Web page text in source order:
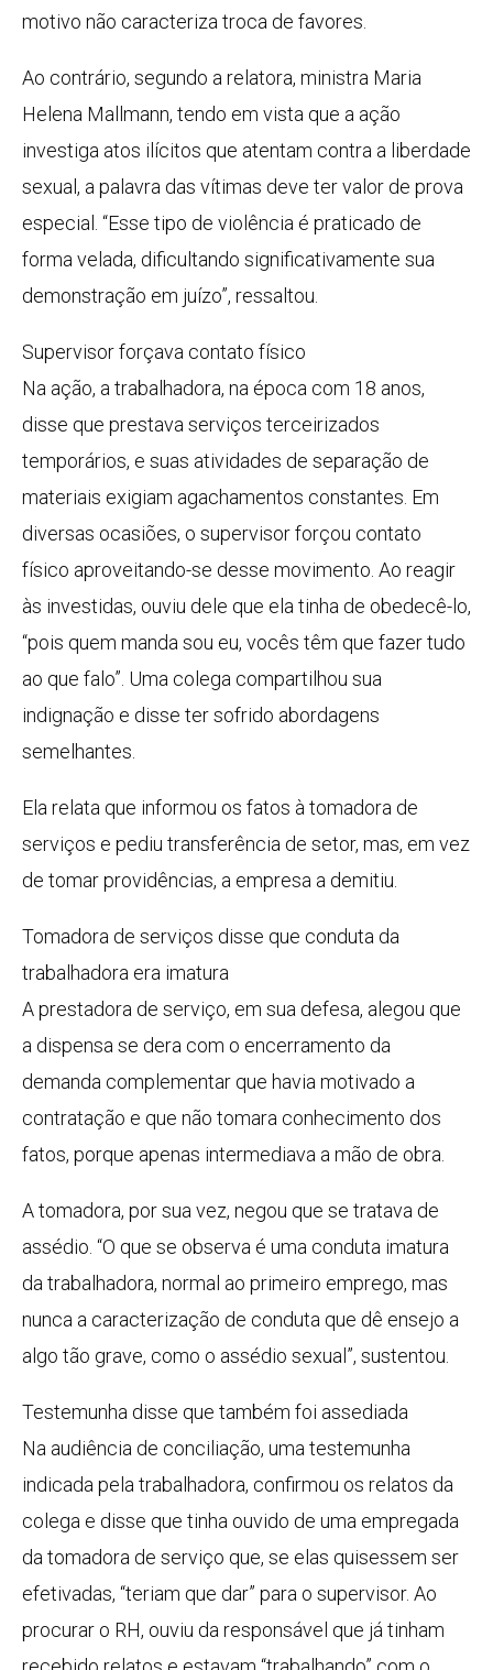
motivo não caracteriza troca de favores.
Ao contrário, segundo a relatora, ministra Maria
Helena Mallmann, tendo em vista que a ação
investiga atos ilícitos que atentam contra a liberdade
sexual, a palavra das vítimas deve ter valor de prova
especial. “Esse tipo de violência é praticado de
forma velada, dificultando significativamente sua
demonstração em juízo”, ressaltou.
Supervisor forçava contato físico
Na ação, a trabalhadora, na época com 18 anos,
disse que prestava serviços terceirizados
temporários, e suas atividades de separação de
materiais exigiam agachamentos constantes. Em
diversas ocasiões, o supervisor forçou contato
físico aproveitando-se desse movimento. Ao reagir
às investidas, ouviu dele que ela tinha de obedecê-lo,
“pois quem manda sou eu, vocês têm que fazer tudo
ao que falo”. Uma colega compartilhou sua
indignação e disse ter sofrido abordagens
semelhantes.
Ela relata que informou os fatos à tomadora de
serviços e pediu transferência de setor, mas, em vez
de tomar providências, a empresa a demitiu.
Tomadora de serviços disse que conduta da
trabalhadora era imatura
A prestadora de serviço, em sua defesa, alegou que
a dispensa se dera com o encerramento da
demanda complementar que havia motivado a
contratação e que não tomara conhecimento dos
fatos, porque apenas intermediava a mão de obra.
A tomadora, por sua vez, negou que se tratava de
assédio. “O que se observa é uma conduta imatura
da trabalhadora, normal ao primeiro emprego, mas
nunca a caracterização de conduta que dê ensejo a
algo tão grave, como o assédio sexual”, sustentou.
Testemunha disse que também foi assediada
Na audiência de conciliação, uma testemunha
indicada pela trabalhadora, confirmou os relatos da
colega e disse que tinha ouvido de uma empregada
da tomadora de serviço que, se elas quisessem ser
efetivadas, “teriam que dar” para o supervisor. Ao
procurar o RH, ouviu da responsável que já tinham